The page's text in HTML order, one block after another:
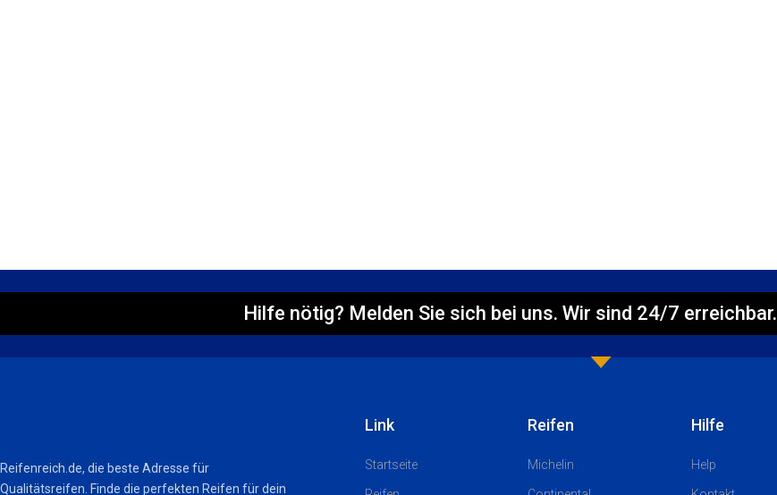
Hilfe nötig? Melden Sie sich bei uns. Wir sind 24/7 erreichbar.
Reifenreich.de, die beste Adresse für
Qualitätsreifen. Finde die perfekten Reifen für dein
Link
Startseite
Reifen
Michelin
Hilfe
Help